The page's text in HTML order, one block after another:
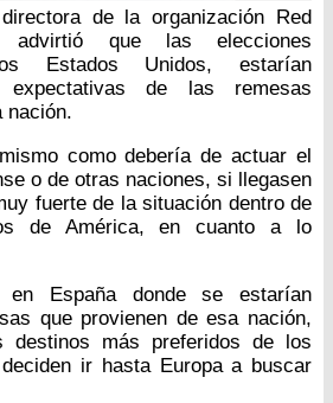
de la organización Red
advirtió que las elecciones
Estados Unidos, estarían
expectativas de las remesas
nación.
como debería de actuar el
o de otras naciones, si llegasen
fuerte de la situación dentro de
de América, en cuanto a lo
España donde se estarían
que provienen de esa nación,
más preferidos de los
ir hasta Europa a buscar